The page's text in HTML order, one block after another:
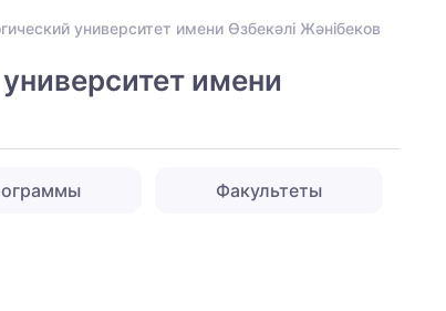
университет имени Өзбекәлі Жәнібеков
имени
Факультеты